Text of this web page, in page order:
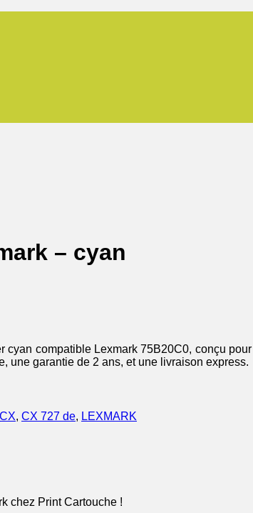
– cyan
compatible Lexmark 75B20C0, conçu
une garantie de 2 ans, et une livraison express.
CX, CX 727 de, LEXMARK
chez Print Cartouche !